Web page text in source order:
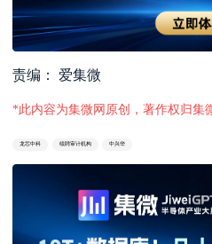
责编： 爱集微
*此内容为集微网原创，著作权归集
龙芯中科 续聘审计机构 中兴华